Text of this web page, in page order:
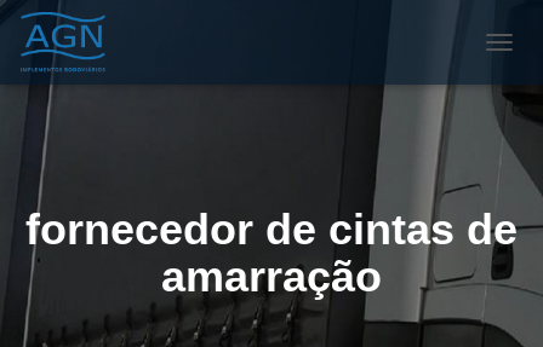
fornecedor de cintas de
amarração